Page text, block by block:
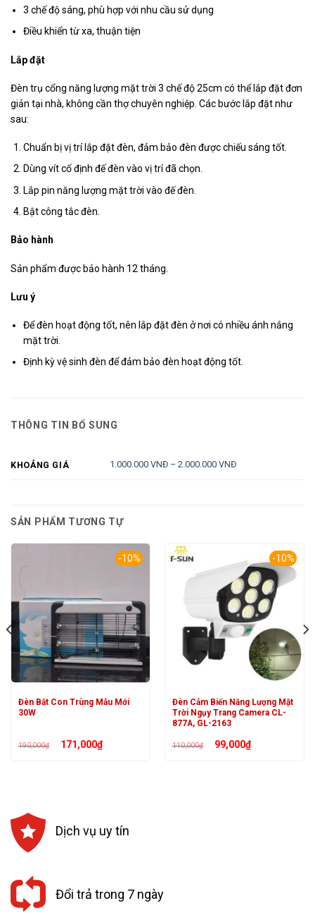
3 chế độ sáng, phù hợp với nhu cầu sử dụng
Điều khiển từ xa, thuận tiện
Lắp đặt
Đèn trụ cổng năng lượng mặt trời 3 chế độ 25cm có thể lắp đặt đơn
giản tại nhà, không cần thợ chuyên nghiệp. Các bước lắp đặt như
sau:
Chuẩn bị vị trí lắp đặt đèn, đảm bảo đèn được chiếu sáng tốt.
Dùng vít cố định đế đèn vào vị trí đã chọn.
Lắp pin năng lượng mặt trời vào đế đèn.
Bật công tắc đèn.
Bảo hành
Sản phẩm được bảo hành 12 tháng.
Lưu ý
Để đèn hoạt động tốt, nên lắp đặt đèn ở nơi có nhiều ánh nắng
mặt trời.
Định kỳ vệ sinh đèn để đảm bảo đèn hoạt động tốt.
THÔNG TIN BỔ SUNG
KHOẢNG GIÁ 1.000.000 VNĐ – 2.000.000 VNĐ
SẢN PHẨM TƯƠNG TỰ
-10%
Đèn Bắt Con Trùng Mẫu Mới
30W
190,000₫ Giá
gốc
171,000₫Giá
hiện
-10%
Đèn Cảm Biến Năng Lượng Mặt
Trời Ngụy Trang Camera CL-
877A, GL-2163
110,000₫ Giá
gốc
99,000₫Giá
hiện
Dịch vụ uy tín
Đổi trả trong 7 ngày